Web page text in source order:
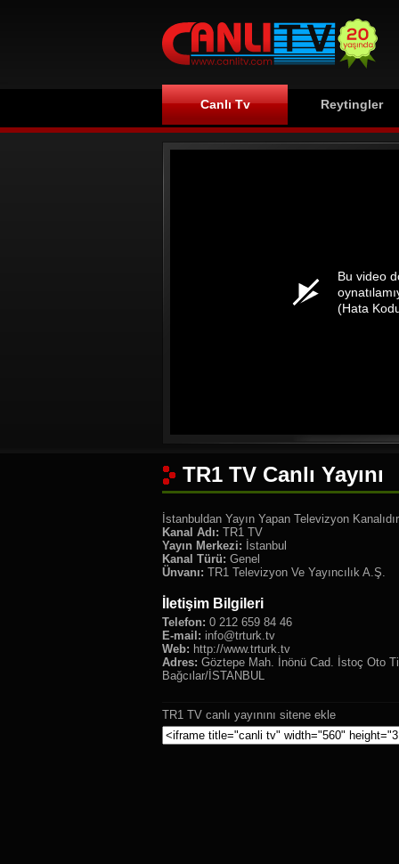
Canlı Tv Reytingler
TR1 TV Canlı Yayını
İstanbuldan Yayın Yapan Televizyon
Kanal Adı: TR1 TV
Yayın Merkezi: İstanbul
Kanal Türü: Genel
Ünvanı: TR1 Televizyon Ve Yayıncılık A.Ş.
İletişim Bilgileri
Telefon: 0 212 659 84 46
E-mail: info@trturk.tv
Web: http://www.trturk.tv
Adres: Göztepe Mah. İnönü Cad. İstoç Oto
Bağcılar/İSTANBUL
TR1 TV canlı yayınını sitene ekle